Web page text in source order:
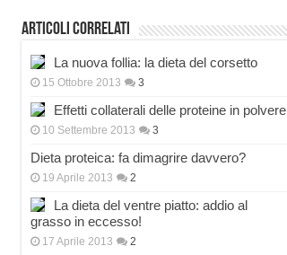
Articoli correlati
La nuova follia: la dieta del corsetto
15 Ottobre 2013 3
Effetti collaterali delle proteine in polvere
10 Settembre 2013 3
Dieta proteica: fa dimagrire davvero?
19 Aprile 2013 2
La dieta del ventre piatto: addio al
grasso in eccesso!
17 Aprile 2013 2